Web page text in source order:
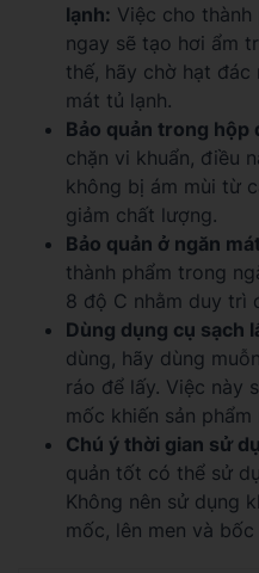
lạnh: Việc cho
ngay sẽ tạo hơi ẩm
thế, hãy chờ hạt đác
mát tủ lạnh.
Bảo quản trong hộp
chặn vi khuẩn, điều
không bị ám mùi từ
giảm chất lượng.
Bảo quản ở ngăn
thành phẩm trong
8 độ C nhằm duy trì
Dùng dụng cụ sạch
dùng, hãy dùng
ráo để lấy. Việc này
mốc khiến sản phẩm
Chú ý thời gian sử
quản tốt có thể sử
Không nên sử dụng
mốc, lên men và